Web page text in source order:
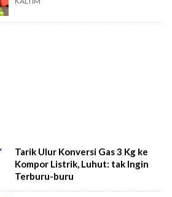
Tarik Ulur Konversi Gas 3 Kg ke
Kompor Listrik, Luhut: tak Ingin
Terburu-buru